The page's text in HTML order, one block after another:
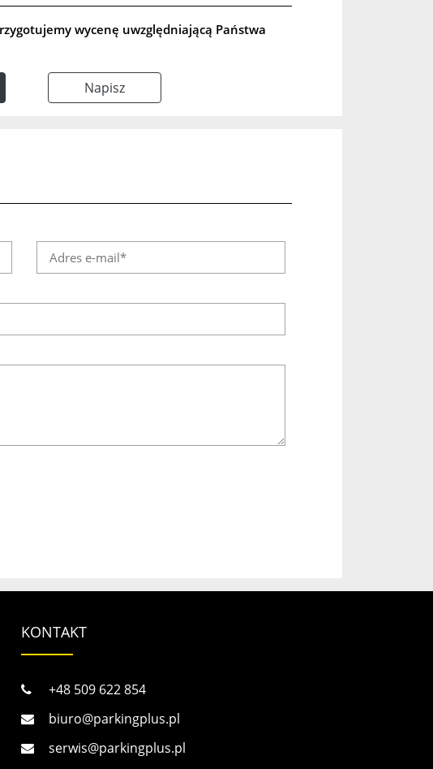
wycenę uwzględniającą Państwa
Napisz
KONTAKT
+48 509 622 854
biuro@parkingplus.pl
serwis@parkingplus.pl